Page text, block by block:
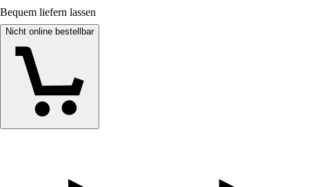
Bequem liefern lassen
Nicht online bestellbar